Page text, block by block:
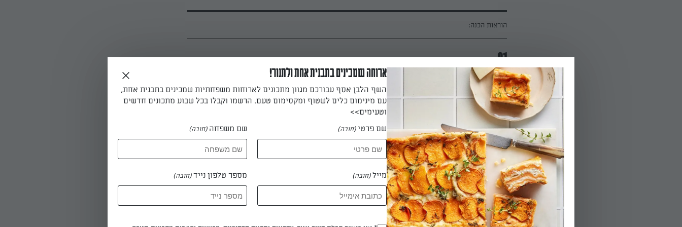
הוראות הכנה:
01.
מחממים את התנור ל-230 מעלות במצב גריל. מצפים את קוביות החציל בשמן ומניחים בתבנית תנור.
אופים 6-5 דקות עד להזהבה, הופכים ואופים כ-4 דקות נוספות, עד שגם הצד השני מזהיב. מוציאים
ומנמיכים את חום התנור ל-180 מעלות במצב רגיל.
הפעלת טיימר 5 דקות
02.
בזמן שהחצילים בתנור מטגנים את הבצלים בשמן הזית עד שהם מתחילים להזהיב.
03.
ארוחה שמכינים בתבנית אחת ולתנור!
השף הלבן אסף עבורכם מגוון מתכונים לארוחות משפחתיות שמכינים בתבנית אחת,
עם מינימום כלים לשטוף ומקסימום טעם. הרשמו וקבלו בכל שבוע מתכונים חדשים
וטעימים>>
שם פרטי(חובה) שם משפחה (חובה)
מייל(חובה) מספר טלפון נייד(חובה)